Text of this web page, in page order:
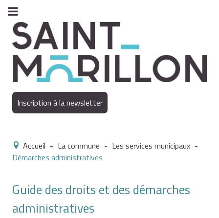
Inscription à la newsletter
Accueil - La commune - Les services municipaux -
Démarches administratives
Guide des droits et des démarches
administratives